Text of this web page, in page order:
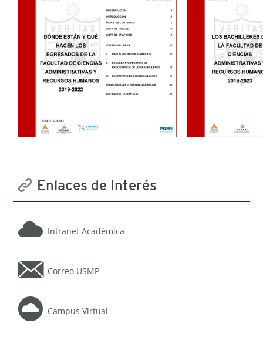
Enlaces de Interés
Intranet Académica
Correo USMP
Campus Virtual